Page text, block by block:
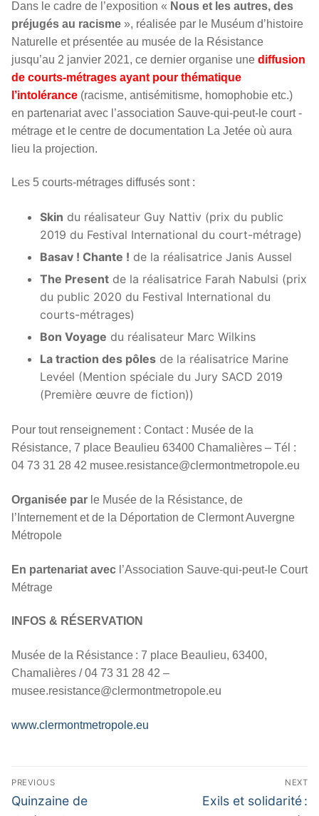
Dans le cadre de l’exposition « Nous et les autres, des
préjugés au racisme », réalisée par le Muséum d’histoire
Naturelle et présentée au musée de la Résistance
jusqu’au 2 janvier 2021, ce dernier organise une diffusion
de courts-métrages ayant pour thématique
l’intolérance (racisme, antisémitisme, homophobie etc.)
en partenariat avec l’association Sauve-qui-peut-le court -
métrage et le centre de documentation La Jetée où aura
lieu la projection.
Les 5 courts-métrages diffusés sont :
Skin du réalisateur Guy Nattiv (prix du public
2019 du Festival International du court-métrage)
Basav ! Chante ! de la réalisatrice Janis Aussel
The Present de la réalisatrice Farah Nabulsi (prix
du public 2020 du Festival International du
courts-métrages)
Bon Voyage du réalisateur Marc Wilkins
La traction des pôles de la réalisatrice Marine
Levéel (Mention spéciale du Jury SACD 2019
(Première œuvre de fiction))
Pour tout renseignement : Contact : Musée de la
Résistance, 7 place Beaulieu 63400 Chamalières – Tél :
04 73 31 28 42 musee.resistance@clermontmetropole.eu
Organisée par le Musée de la Résistance, de
l’Internement et de la Déportation de Clermont Auvergne
Métropole
En partenariat avec l’Association Sauve-qui-peut-le Court
Métrage
INFOS & RÉSERVATION
Musée de la Résistance : 7 place Beaulieu, 63400,
Chamalières / 04 73 31 28 42 –
musee.resistance@clermontmetropole.eu
www.clermontmetropole.eu
Navigation
de
PREVIOUS
Previous
Quinzaine de
NEXT
Next
Exils et solidarité :